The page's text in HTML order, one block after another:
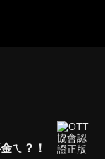
ㄟ？！